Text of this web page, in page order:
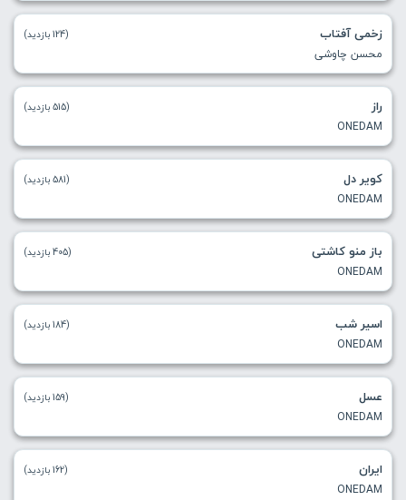
زخمی آفتاب
محسن چاوشی
(124 بازدید)
راز
ONEDAM
(515 بازدید)
کویر دل
ONEDAM
(581 بازدید)
باز منو کاشتی
ONEDAM
(405 بازدید)
اسیر شب
ONEDAM
(184 بازدید)
عسل
ONEDAM
(159 بازدید)
ایران
ONEDAM
(162 بازدید)